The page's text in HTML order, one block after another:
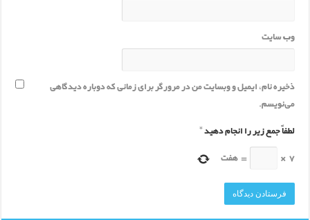
وب‌ سایت
ذخیره نام، ایمیل و وبسایت من در مرورگر برای زمانی که دوباره دیدگاهی
می‌نویسم.
لطفاً جمع زیر را انجام دهید*
7
×
= هفت